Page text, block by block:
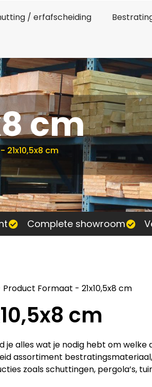
/ erfafscheiding
cm
- 21x10,5x8 cm
Complete showroom
Product Formaat - 21x10,5x8 cm
cm
je alles wat je nodig hebt om
assortiment
zoals schuttingen, pergola’s,